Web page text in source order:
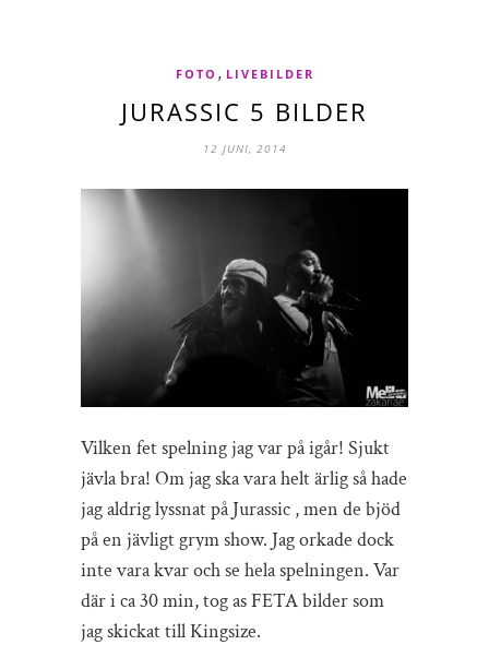
FOTO , LIVEBILDER
JURASSIC 5 BILDER
12 JUNI, 2014
Vilken fet spelning jag var på igår! Sjukt
jävla bra! Om jag ska vara helt ärlig så hade
jag aldrig lyssnat påJurassic , men de bjöd
på en jävligt grym show. Jag orkade dock
inte vara kvar och se hela spelningen. Var
där i ca 30 min, tog as FETA bilder som
jag skickat till Kingsize.